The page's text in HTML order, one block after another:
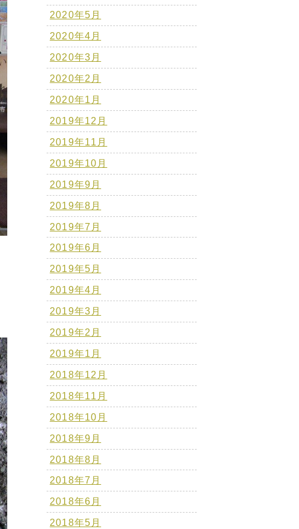
2020年5月
2020年4月
2020年3月
2020年2月
2020年1月
2019年12月
2019年11月
2019年10月
2019年9月
2019年8月
2019年7月
2019年6月
2019年5月
2019年4月
2019年3月
2019年2月
2019年1月
2018年12月
2018年11月
2018年10月
2018年9月
2018年8月
2018年7月
2018年6月
2018年5月